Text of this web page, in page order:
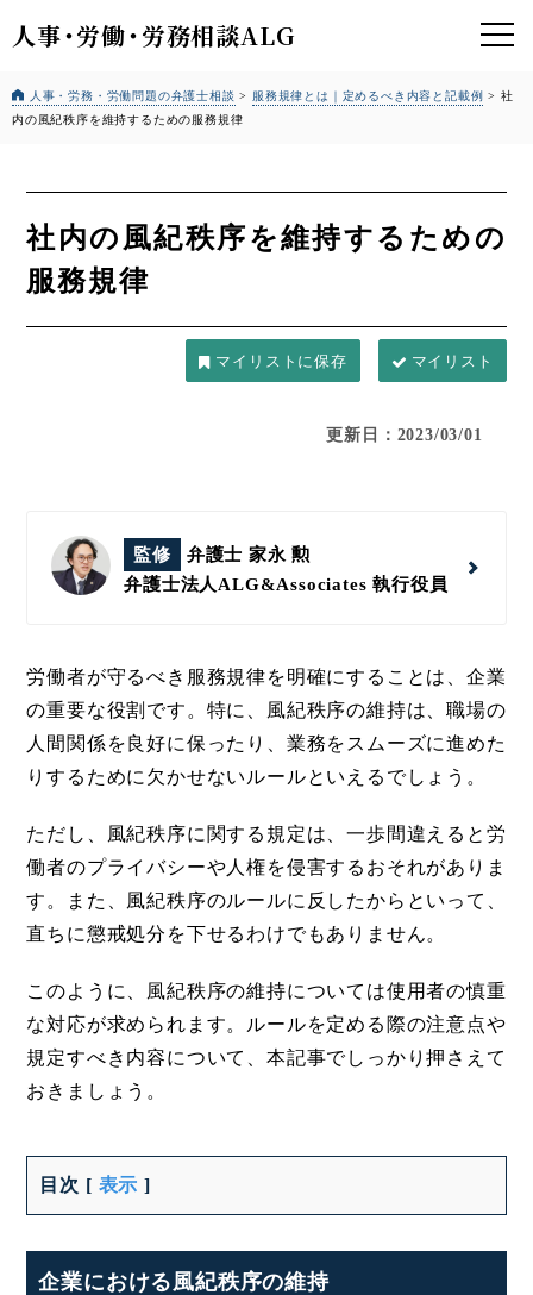
人事・労働・労務相談ALG
人事・労務・労働問題の弁護士相談 > 服務規律とは｜定めるべき内容と記載例 > 社
内の風紀秩序を維持するための服務規律
社内の風紀秩序を維持するための
服務規律
マイリスト
更新日：2023/03/01
監修
弁護士 家永 勲
弁護士法人ALG&Associates執行役員
労働者が守るべき服務規律を明確にすることは、企業
の重要な役割です。特に、風紀秩序の維持は、職場の
人間関係を良好に保ったり、業務をスムーズに進めた
りするために欠かせないルールといえるでしょう。
ただし、風紀秩序に関する規定は、一歩間違えると労
働者のプライバシーや人権を侵害するおそれがありま
す。また、風紀秩序のルールに反したからといって、
直ちに懲戒処分を下せるわけでもありません。
このように、風紀秩序の維持については使用者の慎重
な対応が求められます。ルールを定める際の注意点や
規定すべき内容について、本記事でしっかり押さえて
おきましょう。
目次 [ 表示 ]
企業における風紀秩序の維持